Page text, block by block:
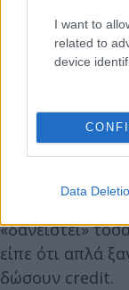
I want to
related to
device
Data
αντιγράφουν.
ιστορία μιας
έναν άντρα με
stand.
«δανειστεί»
είπε ότι απλά
δώσουν credit.